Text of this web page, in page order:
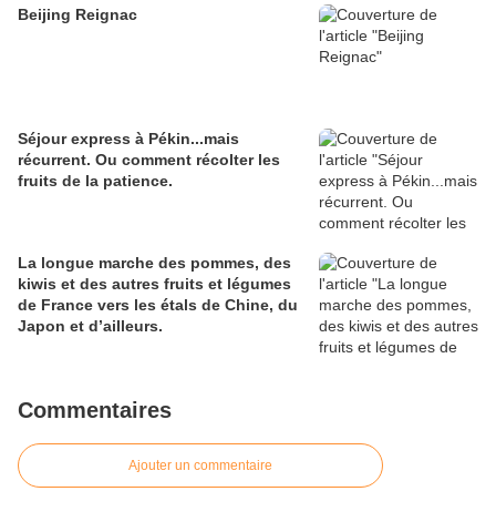
Beijing Reignac
Séjour express à Pékin...mais
récurrent. Ou comment récolter les
fruits de la patience.
La longue marche des pommes, des
kiwis et des autres fruits et légumes
de France vers les étals de Chine, du
Japon et d’ailleurs.
Commentaires
Ajouter un commentaire